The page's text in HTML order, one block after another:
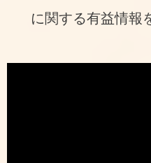
に関する有益情報